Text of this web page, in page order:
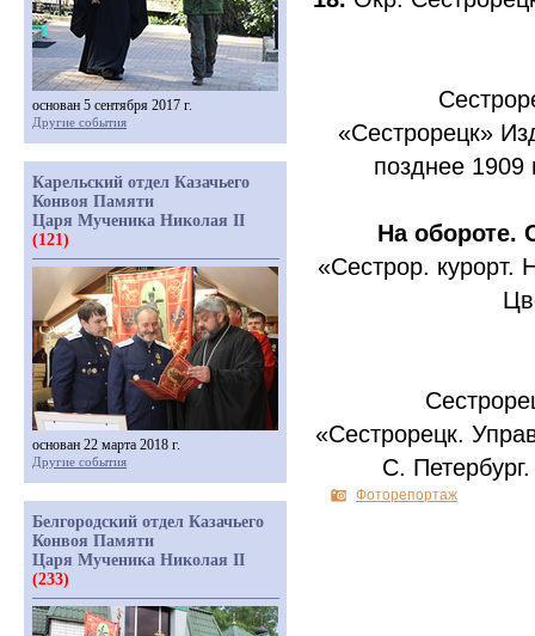
«Сестрорецк»
позднее 1909
На обороте.
«Сестрор. курорт.
«Сестрорецк.
С.
Фоторепортаж
основан 5 сентября 2017 г.
Другие события
Карельский отдел Казачьего
Конвоя Памяти
Царя Мученика Николая II
(121)
основан 22 марта 2018 г.
Другие события
Белгородский отдел Казачьего
Конвоя Памяти
Царя Мученика Николая II
(233)